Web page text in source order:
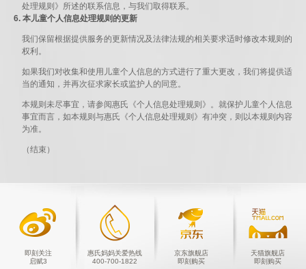
处理规则》所述的联系信息，与我们取得联系。
6. 本儿童个人信息处理规则的更新
我们保留根据提供服务的更新情况及法律法规的相关要求适时修改本规则的
权利。
如果我们对收集和使用儿童个人信息的方式进行了重大更改，我们将提供适
当的通知，并再次征求家长或监护人的同意。
本规则未尽事宜，请参阅惠氏《个人信息处理规则》。就保护儿童个人信息
事宜而言，如本规则与惠氏《个人信息处理规则》有冲突，则以本规则内容
为准。
（结束）
即刻关注
启赋3
惠氏妈妈关爱热线
400-700-1822
京东旗舰店
即刻购买
天猫旗舰店
即刻购买